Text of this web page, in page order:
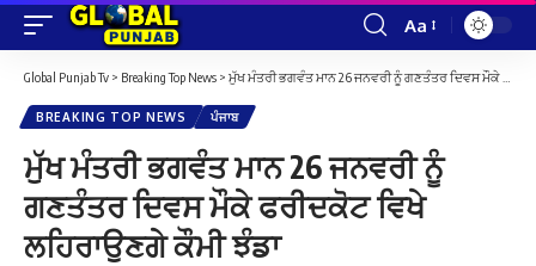
Font
Resizer
Aa
Global Punjab Tv > Breaking Top News > ਮੁੱਖ ਮੰਤਰੀ ਭਗਵੰਤ ਮਾਨ 26 ਜਨਵਰੀ ਨੂੰ ਗਣਤੰਤਰ ਦਿਵਸ ਮੌਕੇ ਫਰੀਦਕੋਟ ਵਿਖੇ ਲਹਿਰਾਉਣਗੇ ਕੌਮੀ ਝੰਡਾ
BREAKING TOP NEWS ਪੰਜਾਬ
ਮੁੱਖ ਮੰਤਰੀ ਭਗਵੰਤ ਮਾਨ 26 ਜਨਵਰੀ ਨੂੰ
ਗਣਤੰਤਰ ਦਿਵਸ ਮੌਕੇ ਫਰੀਦਕੋਟ ਵਿਖੇ
ਲਹਿਰਾਉਣਗੇ ਕੌਮੀ ਝੰਡਾ